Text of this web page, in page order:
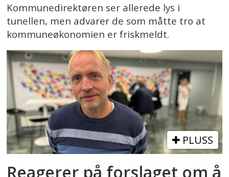
Kommunedirektøren ser allerede lys i
tunellen, men advarer de som måtte tro at
kommuneøkonomien er friskmeldt.
PLUSS
Reagerer på forslaget om å